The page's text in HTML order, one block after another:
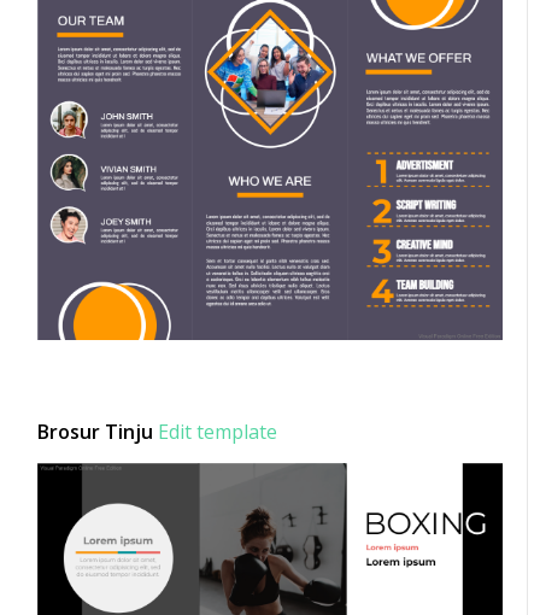
Brosur Tinju Edit template